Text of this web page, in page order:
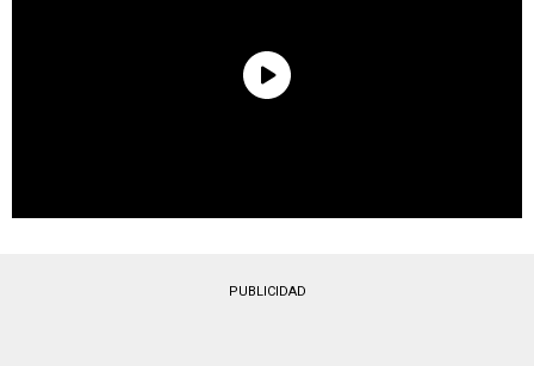
PUBLICIDAD